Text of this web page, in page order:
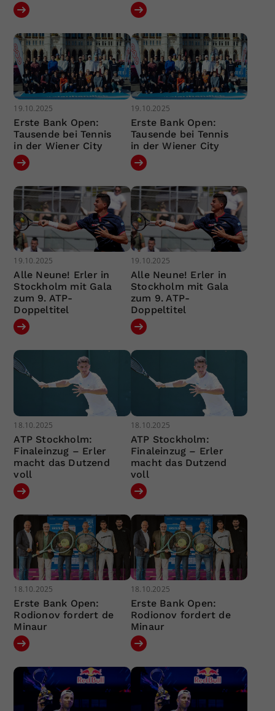
19.10.2025
Erste Bank Open:
Tausende bei Tennis
in der Wiener City
19.10.2025
Erste Bank Open:
Tausende bei Tennis
in der Wiener City
19.10.2025
Alle Neune! Erler in
Stockholm mit Gala
zum 9. ATP-
Doppeltitel
19.10.2025
Alle Neune! Erler in
Stockholm mit Gala
zum 9. ATP-
Doppeltitel
18.10.2025
ATP Stockholm:
Finaleinzug – Erler
macht das Dutzend
voll
18.10.2025
ATP Stockholm:
Finaleinzug – Erler
macht das Dutzend
voll
18.10.2025
Erste Bank Open:
Rodionov fordert de
Minaur
18.10.2025
Erste Bank Open:
Rodionov fordert de
Minaur